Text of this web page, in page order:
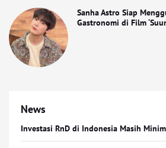
Sanha Astro Siap
Gastronomi di Film
News
Investasi RnD di Indonesia Masih